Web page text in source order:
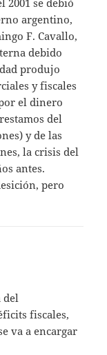
argentino,
F. Cavallo,
debido
produjo
y fiscales
el dinero
del
y de las
la crisis del
antes.
pero
del
fiscales,
va a encargar